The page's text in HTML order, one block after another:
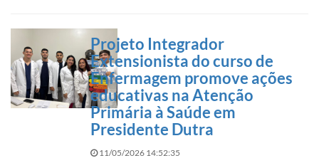
Projeto Integrador
Extensionista do curso de
Enfermagem promove ações
educativas na Atenção
Primária à Saúde em
Presidente Dutra
11/05/2026 14:52:35